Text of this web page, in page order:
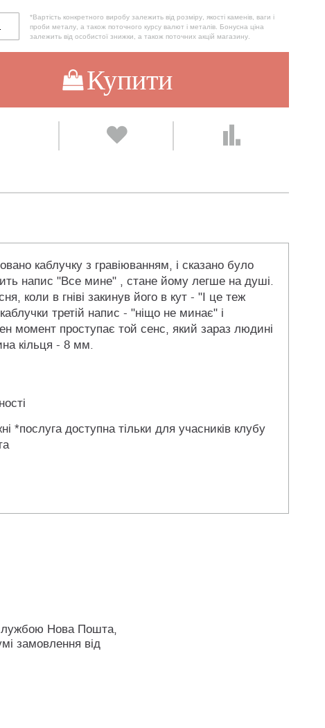
*Вартість конкретного виробу залежить від розміру, якості каменів, ваги і
проби металу, а також поточного курсу валют і металів. Бонусна ціна
залежить від особистої знижки, а також поточних акцій магазину.
Купити
каблучку з гравіюванням, і сказано було
напис "Все мине" , стане йому легше на душі.
коли в гніві закинув його в кут - "І це теж
третій напис - "ніщо не минає" і
момент проступає той сенс, який зараз людині
кільця - 8 мм.
*послуга доступна тільки для учасників клубу
Нова Пошта,
замовлення від